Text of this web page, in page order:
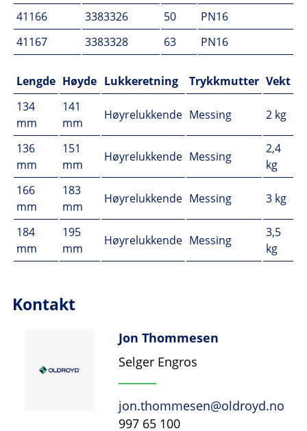
41166
3383326 50
PN16
41167
3383328 63 PN16
Lengde Høyde Lukkeretning Trykkmutter Vekt
134
mm
141
mm
Høyrelukkende Messing 2 kg
136
mm
151
mm
Høyrelukkende Messing
2,4
kg
166
mm
183
mm
Høyrelukkende Messing 3 kg
184
mm
195
mm
Høyrelukkende Messing
3,5
kg
Kontakt
Jon Thommesen
Selger Engros
jon.thommesen@oldroyd.no
997 65 100